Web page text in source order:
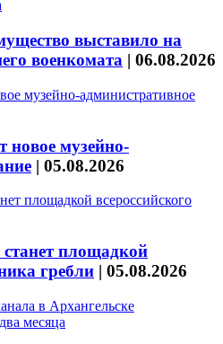
выставило на
военкомата | 06.08.2026
новое музейно-
| 05.08.2026
площадкой
гребли | 05.08.2026